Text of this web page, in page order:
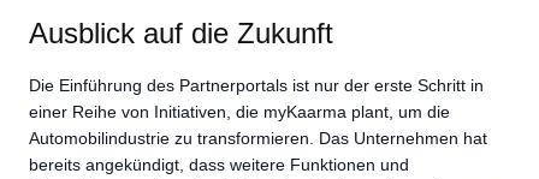
Ausblick auf die Zukunft
Die Einführung des Partnerportals ist nur der erste Schritt in
einer Reihe von Initiativen, die myKaarma plant, um die
Automobilindustrie zu transformieren. Das Unternehmen hat
bereits angekündigt, dass weitere Funktionen und